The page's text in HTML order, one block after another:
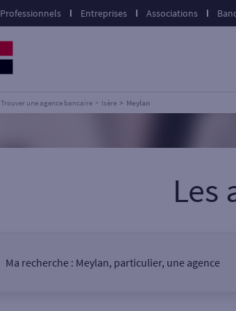
Professionnels Entreprises Associations
Trouver une agence bancaire Isère Meylan
Les
Ma recherche : Meylan, particulier, une agence